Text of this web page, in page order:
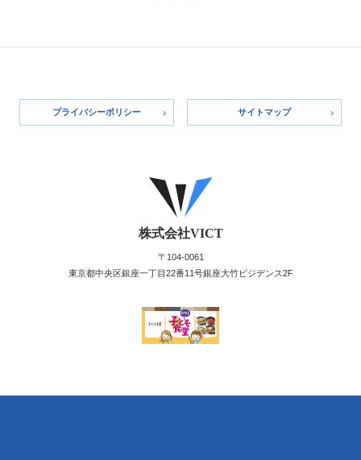
プライバシーポリシー サイトマップ
株式会社VICT
〒104-0061
東京都中央区銀座一丁目22番11号銀座大竹ビジデンス2F
パートナーであること
VICT